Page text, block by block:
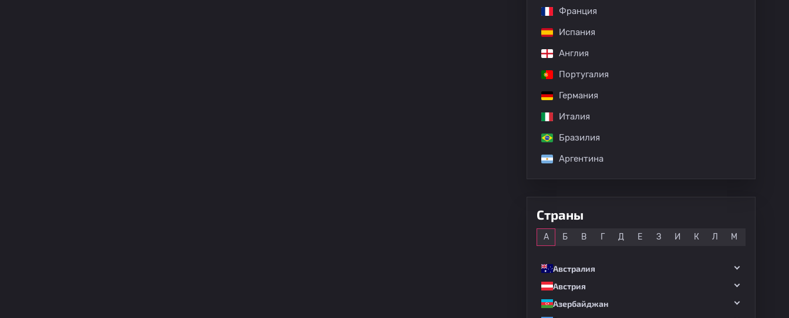
Франция
Испания
Англия
Португалия
Германия
Италия
Бразилия
Аргентина
Страны
А Б В Г Д Е З И К Л М
Австралия
Австрия
Азербайджан